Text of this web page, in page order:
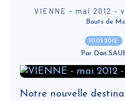
VIENNE - mai 2012 -
Bouts de
30.05.2012
Par Dan
Notre nouvelle